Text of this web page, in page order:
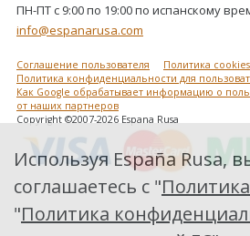
ПН-ПТ с 9:00 по 19:00 по испанскому
info@espanarusa.com
Соглашение пользователя
Политика cookies
Политика конфиденциальности для
Как Google обрабатывает информацию о
от наших партнеров
Copyright ©2007-2026 Espana Rusa
Используя España Rusa,
соглашаетесь с "
"Политика